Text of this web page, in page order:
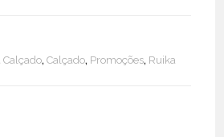
,Calçado,Calçado, Promoções, Ruika